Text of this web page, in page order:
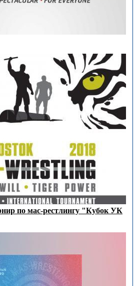
по мас-рестлингу "Кубок УК